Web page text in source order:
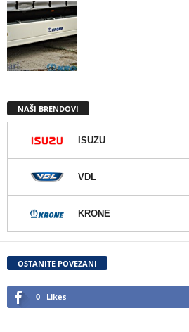
NAŠI BRENDOVI
ISUZU
VDL
KRONE
OSTANITE POVEZANI
0 Likes